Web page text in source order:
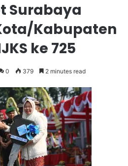
Surabaya
Kabupaten
ke 725
0 379 2 minutes read